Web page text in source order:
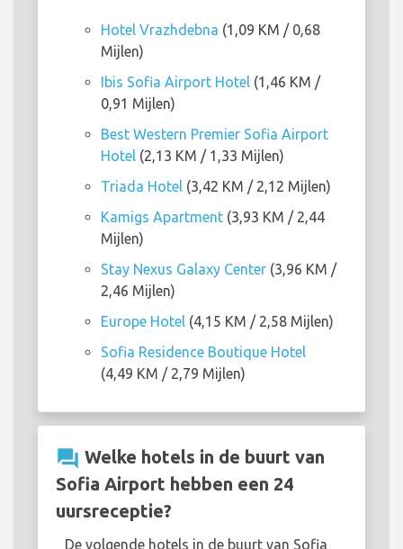
Hotel Vrazhdebna (1,09 KM / 0,68
Mijlen)
Ibis Sofia Airport Hotel (1,46 KM /
0,91 Mijlen)
Best Western Premier Sofia Airport
Hotel (2,13 KM / 1,33 Mijlen)
Triada Hotel (3,42 KM / 2,12 Mijlen)
Kamigs Apartment (3,93 KM / 2,44
Mijlen)
Stay Nexus Galaxy Center (3,96 KM /
2,46 Mijlen)
Europe Hotel (4,15 KM / 2,58 Mijlen)
Sofia Residence Boutique Hotel
(4,49 KM / 2,79 Mijlen)
question_answer Welke hotels in de buurt van
Sofia Airport hebben een 24
uursreceptie?
De volgende hotels in de buurt van Sofia